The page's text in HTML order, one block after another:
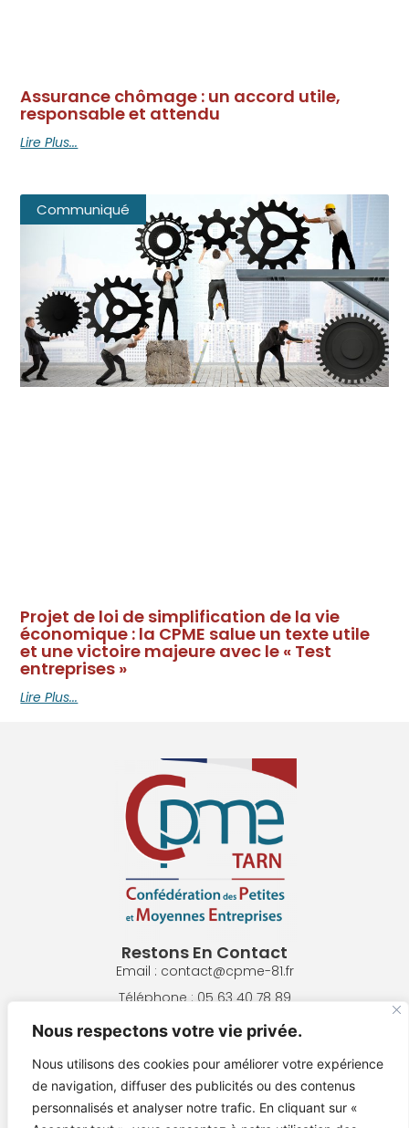
Nous respectons votre vie privée.
Nous utilisons des cookies pour améliorer votre expérience
de navigation, diffuser des publicités ou des contenus
personnalisés et analyser notre trafic. En cliquant sur «
Assurance chômage : un accord utile,
responsable et attendu
Lire Plus...
Communiqué
Projet de loi de simplification de la vie
économique : la CPME salue un texte utile
et une victoire majeure avec le « Test
entreprises »
Lire Plus...
Restons En Contact
Email : contact@cpme-81.fr
Téléphone : 05 63 40 78 89
Adresse : 8 Pl. de la République, 81300 Graulhet
NOUS ÉCRIRE